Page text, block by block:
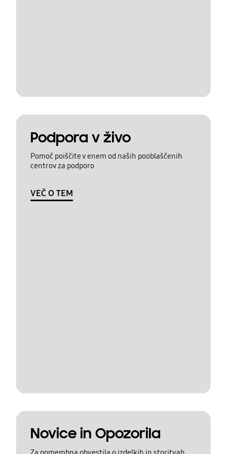
Podpora v živo
Pomoč poiščite v enem od naših pooblaščenih
centrov za podporo
VEČ O TEM
Novice in Opozorila